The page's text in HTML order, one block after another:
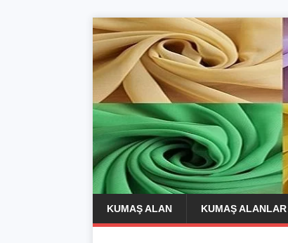
KUMAŞ ALAN KUMAŞ ALANLAR